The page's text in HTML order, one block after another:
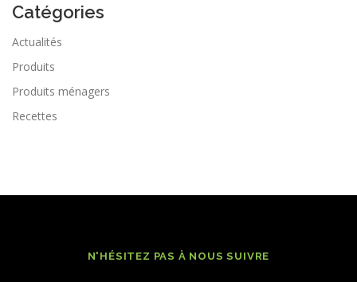
Catégories
Actualités
Produits
Produits ménagers
Recettes
N'HÉSITEZ PAS À NOUS SUIVRE